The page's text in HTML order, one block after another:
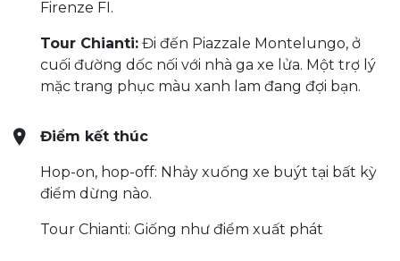
Firenze FI.
Tour Chianti: Đi đến Piazzale Montelungo, ở
cuối đường dốc nối với nhà ga xe lửa. Một trợ lý
mặc trang phục màu xanh lam đang đợi bạn.
Điểm kết thúc
Hop-on, hop-off: Nhảy xuống xe buýt tại bất kỳ
điểm dừng nào.
Tour Chianti: Giống như điểm xuất phát